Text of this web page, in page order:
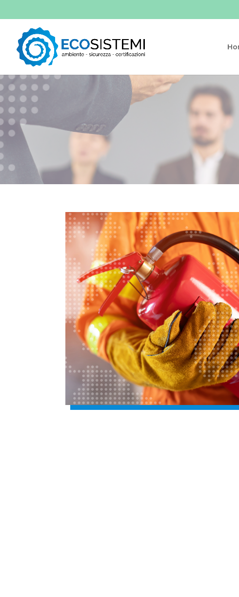
PROGRAMMA
Corsi di formazione del personale